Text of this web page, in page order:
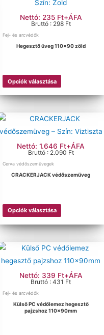
Nettó: 235 Ft+ÁFA
Bruttó : 298 Ft
Fej- és arcvédők
Hegesztő üveg 110×90 zöld
Opciók választása
Nettó: 1.646 Ft+ÁFA
Bruttó : 2.090 Ft
Cerva védőszemüvegek
CRACKERJACK védőszemüveg
Opciók választása
Nettó: 339 Ft+ÁFA
Bruttó : 431 Ft
Fej- és arcvédők
Külső PC védőlemez hegesztő
pajzshoz 110x90mm